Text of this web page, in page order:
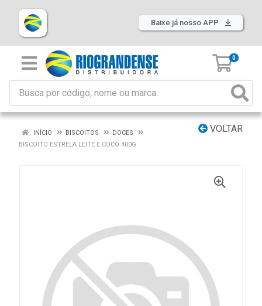
Baixe já nosso APP
0
VOLTAR
INÍCIO BISCOITOS
DOCES
BISCOITO ESTRELA LEITE E COCO 400G